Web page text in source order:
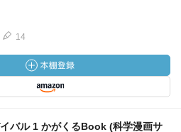
14
バル 1 かがくるBook (科学漫画サ